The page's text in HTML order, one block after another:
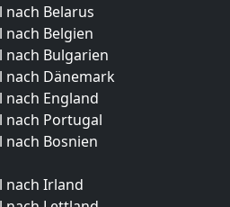
Belarus
Belgien
nach Bulgarien
nach Dänemark
England
nach Portugal
Bosnien
nach Irland